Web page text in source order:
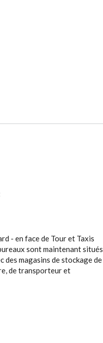
- en face de Tour et Taxis
sont maintenant situés
des magasins de stockage de
de transporteur et